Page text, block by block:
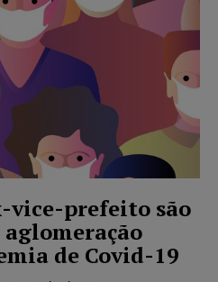
vice-prefeito são
de Covid-19